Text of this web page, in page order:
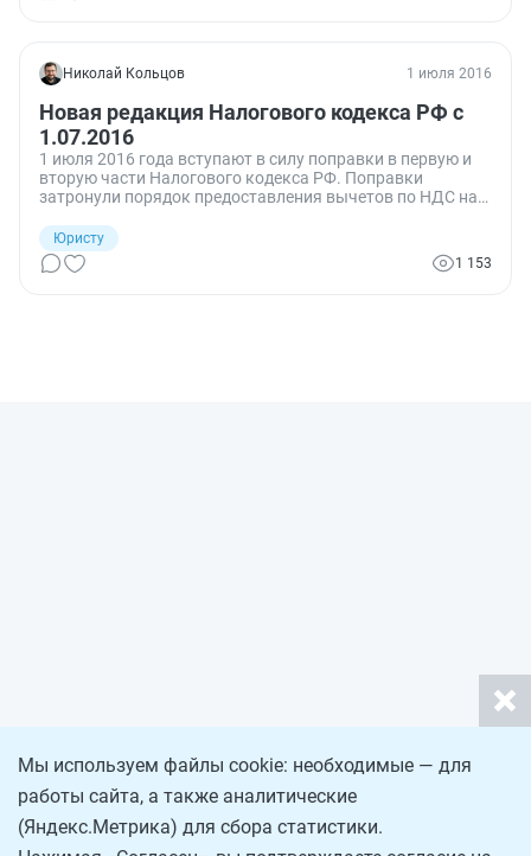
Николай Кольцов 1 июля 2016
Новая редакция Налогового кодекса РФ с
1.07.2016
1 июля 2016 года вступают в силу поправки в первую и
вторую части Налогового кодекса РФ. Поправки
затронули порядок предоставления вычетов по НДС на
имущественные налоги граждан и обязанность
налогоплательщиков обеспечивать электронное
взаимодействие с ФНС.
Юристу
1 153
Мы используем файлы cookie: необходимые — для
работы сайта, а также аналитические
(Яндекс.Метрика) для сбора статистики.